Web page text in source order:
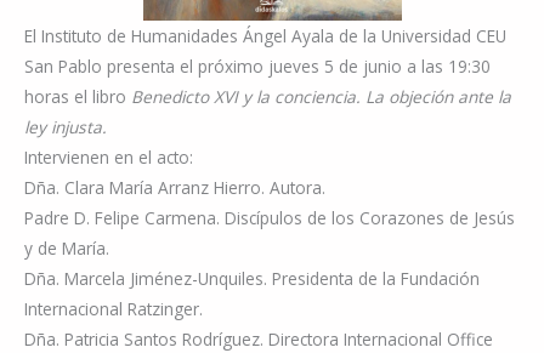
El Instituto de Humanidades Ángel Ayala de la Universidad CEU
San Pablo presenta el próximo jueves 5 de junio a las 19:30
horas el libro Benedicto XVI y la conciencia. La objeción ante la
ley injusta.
Intervienen en el acto:
Dña. Clara María Arranz Hierro. Autora.
Padre D. Felipe Carmena. Discípulos de los Corazones de Jesús
y de María.
Dña. Marcela Jiménez-Unquiles. Presidenta de la Fundación
Internacional Ratzinger.
Dña. Patricia Santos Rodríguez. Directora Internacional Office